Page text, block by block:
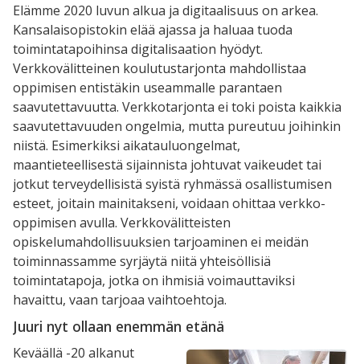
Elämme 2020 luvun alkua ja digitaalisuus on arkea.
Kansalaisopistokin elää ajassa ja haluaa tuoda
toimintatapoihinsa digitalisaation hyödyt.
Verkkovälitteinen koulutustarjonta mahdollistaa
oppimisen entistäkin useammalle parantaen
saavutettavuutta. Verkkotarjonta ei toki poista kaikkia
saavutettavuuden ongelmia, mutta pureutuu joihinkin
niistä. Esimerkiksi aikatauluongelmat,
maantieteellisestä sijainnista johtuvat vaikeudet tai
jotkut terveydellisistä syistä ryhmässä osallistumisen
esteet, joitain mainitakseni, voidaan ohittaa verkko-
oppimisen avulla. Verkkovälitteisten
opiskelumahdollisuuksien tarjoaminen ei meidän
toiminnassamme syrjäytä niitä yhteisöllisiä
toimintatapoja, jotka on ihmisiä voimauttaviksi
havaittu, vaan tarjoaa vaihtoehtoja.
Juuri nyt ollaan enemmän etänä
Keväällä -20 alkanut